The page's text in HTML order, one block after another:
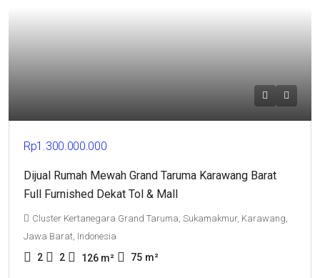
Rp1.300.000.000
Dijual Rumah Mewah Grand Taruma Karawang Barat
Full Furnished Dekat Tol & Mall
Cluster Kertanegara Grand Taruma, Sukamakmur, Karawang,
Jawa Barat, Indonesia
2 2 126 m² 75 m²